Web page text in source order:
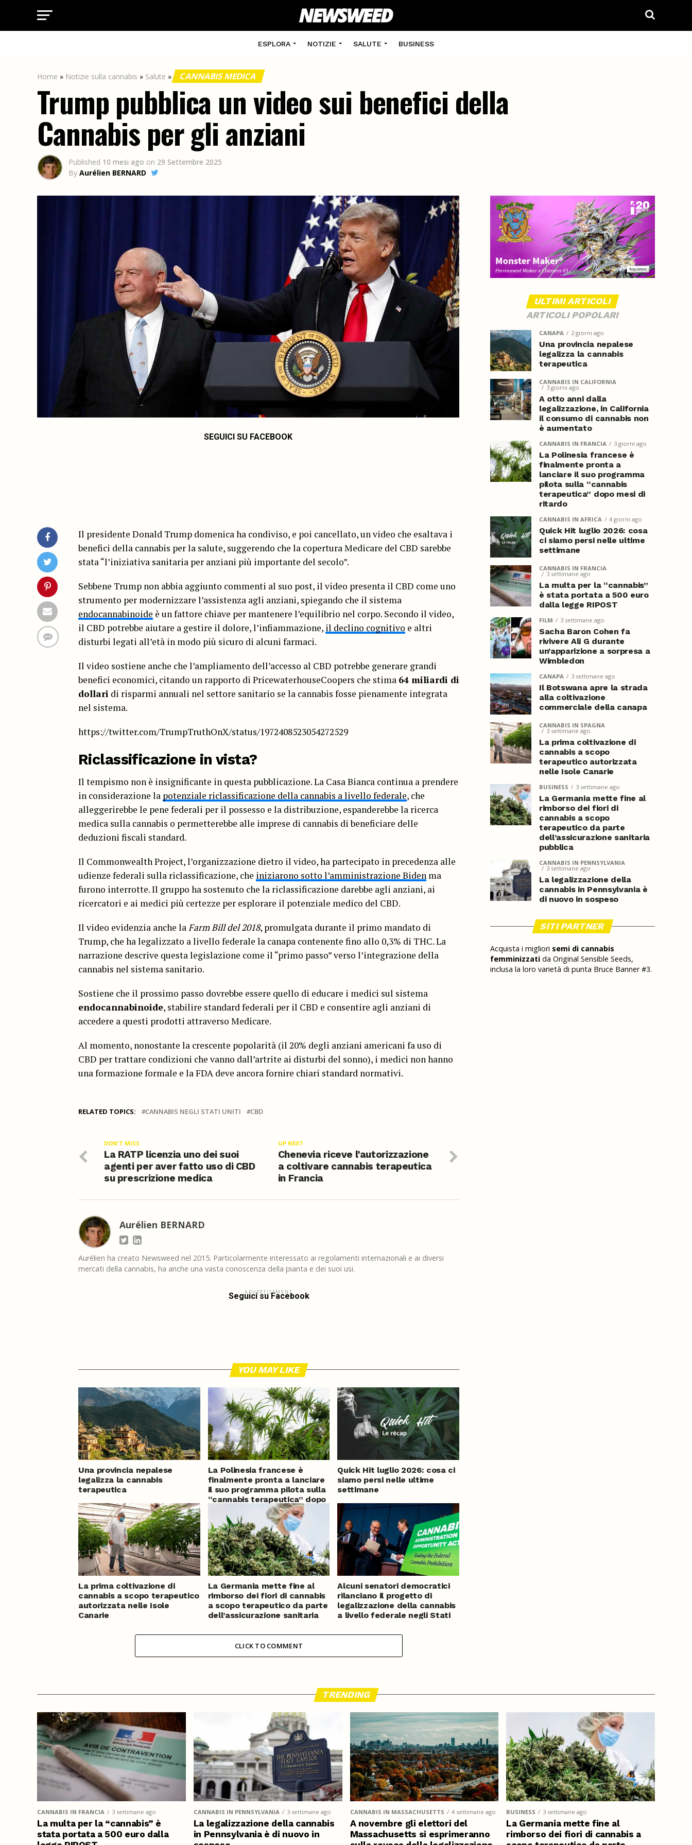
ESPLORA NOTIZIE SALUTE BUSINESS
Home » Notizie sulla cannabis » Salute » CANNABIS MEDICA
Trump pubblica un video sui benefici della
Cannabis per gli anziani
Published 10 mesi ago on 29 Settembre 2025
By Aurélien BERNARD
SEGUICI SU FACEBOOK
Il presidente Donald Trump domenica ha condiviso, e poi cancellato, un video che esaltava i
benefici della cannabis per la salute, suggerendo che la copertura Medicare del CBD sarebbe
stata “l’iniziativa sanitaria per anziani più importante del secolo”.
Sebbene Trump non abbia aggiunto commenti al suo post, il video presenta il CBD come uno
strumento per modernizzare l’assistenza agli anziani, spiegando che il sistema
endocannabinoide è un fattore chiave per mantenere l’equilibrio nel corpo. Secondo il video,
il CBD potrebbe aiutare a gestire il dolore, l’infiammazione, il declino cognitivo e altri
disturbi legati all’età in modo più sicuro di alcuni farmaci.
Il video sostiene anche che l’ampliamento dell’accesso al CBD potrebbe generare grandi
benefici economici, citando un rapporto di PricewaterhouseCoopers che stima 64 miliardi di
dollari di risparmi annuali nel settore sanitario se la cannabis fosse pienamente integrata
nel sistema.
https://twitter.com/TrumpTruthOnX/status/1972408523054272529
Riclassificazione in vista?
Il tempismo non è insignificante in questa pubblicazione. La Casa Bianca continua a prendere
in considerazione la potenziale riclassificazione della cannabis a livello federale, che
alleggerirebbe le pene federali per il possesso e la distribuzione, espanderebbe la ricerca
medica sulla cannabis o permetterebbe alle imprese di cannabis di beneficiare delle
deduzioni fiscali standard.
Il Commonwealth Project, l’organizzazione dietro il video, ha partecipato in precedenza alle
udienze federali sulla riclassificazione, che iniziarono sotto l’amministrazione Biden ma
furono interrotte. Il gruppo ha sostenuto che la riclassificazione darebbe agli anziani, ai
ricercatori e ai medici più certezze per esplorare il potenziale medico del CBD.
Il video evidenzia anche la Farm Bill del 2018, promulgata durante il primo mandato di
Trump, che ha legalizzato a livello federale la canapa contenente fino allo 0,3% di THC. La
narrazione descrive questa legislazione come il “primo passo” verso l’integrazione della
cannabis nel sistema sanitario.
Sostiene che il prossimo passo dovrebbe essere quello di educare i medici sul sistema
endocannabinoide, stabilire standard federali per il CBD e consentire agli anziani di
accedere a questi prodotti attraverso Medicare.
Al momento, nonostante la crescente popolarità (il 20% degli anziani americani fa uso di
CBD per trattare condizioni che vanno dall’artrite ai disturbi del sonno), i medici non hanno
una formazione formale e la FDA deve ancora fornire chiari standard normativi.
RELATED TOPICS: CANNABIS NEGLI STATI UNITI CBD
UP NEXT
Chenevia riceve l’autorizzazione
a coltivare cannabis terapeutica
in Francia
DON'T MISS
La RATP licenzia uno dei suoi
agenti per aver fatto uso di CBD
su prescrizione medica
Aurélien BERNARD
Aurélien ha creato Newsweed nel 2015. Particolarmente interessato ai regolamenti internazionali e ai diversi
mercati della cannabis, ha anche una vasta conoscenza della pianta e dei suoi usi.
ADVERTISEMENT
Seguici su Facebook
YOU MAY LIKE
Una provincia nepalese
legalizza la cannabis
terapeutica
La Polinesia francese è
finalmente pronta a lanciare
il suo programma pilota sulla
“cannabis terapeutica” dopo
mesi di ritardo
Quick Hit luglio 2026: cosa ci
siamo persi nelle ultime
settimane
La prima coltivazione di
cannabis a scopo terapeutico
autorizzata nelle Isole
Canarie
La Germania mette fine al
rimborso dei fiori di cannabis
a scopo terapeutico da parte
dell’assicurazione sanitaria
Alcuni senatori democratici
rilanciano il progetto di
legalizzazione della cannabis
a livello federale negli Stati
CLICK TO COMMENT
ULTIMI ARTICOLI
ARTICOLI POPOLARI
CANAPA 2 giorni ago
Una provincia nepalese
legalizza la cannabis
terapeutica
CANNABIS IN CALIFORNIA
3 giorni ago
A otto anni dalla
legalizzazione, in California
il consumo di cannabis non
è aumentato
CANNABIS IN FRANCIA 3 giorni ago
La Polinesia francese è
finalmente pronta a
lanciare il suo programma
pilota sulla “cannabis
terapeutica” dopo mesi di
ritardo
CANNABIS IN AFRICA 4 giorni ago
Quick Hit luglio 2026: cosa
ci siamo persi nelle ultime
settimane
CANNABIS IN FRANCIA
3 settimane ago
La multa per la “cannabis”
è stata portata a 500 euro
dalla legge RIPOST
FILM 3 settimane ago
Sacha Baron Cohen fa
rivivere Ali G durante
un’apparizione a sorpresa a
Wimbledon
CANAPA 3 settimane ago
Il Botswana apre la strada
alla coltivazione
commerciale della canapa
CANNABIS IN SPAGNA
3 settimane ago
La prima coltivazione di
cannabis a scopo
terapeutico autorizzata
nelle Isole Canarie
BUSINESS 3 settimane ago
La Germania mette fine al
rimborso dei fiori di
cannabis a scopo
terapeutico da parte
dell’assicurazione sanitaria
pubblica
CANNABIS IN PENNSYLVANIA
3 settimane ago
La legalizzazione della
cannabis in Pennsylvania è
di nuovo in sospeso
SITI PARTNER
Acquista i migliori semi di cannabis
femminizzati da Original Sensible Seeds,
inclusa la loro varietà di punta Bruce Banner #3.
TRENDING
CANNABIS IN FRANCIA 3 settimane ago
La multa per la “cannabis” è
stata portata a 500 euro dalla
CANNABIS IN PENNSYLVANIA 3 settimane ago
La legalizzazione della cannabis
in Pennsylvania è di nuovo in
CANNABIS IN MASSACHUSETTS 4 settimane ago
A novembre gli elettori del
Massachusetts si esprimeranno
BUSINESS 3 settimane ago
La Germania mette fine al
rimborso dei fiori di cannabis a